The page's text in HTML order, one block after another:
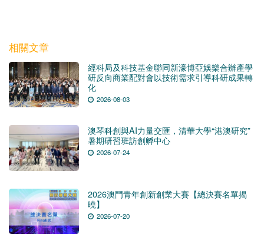
相關文章
經科局及科技基金聯同新濠博亞娛樂合辦產學
研反向商業配對會以技術需求引導科研成果轉
化
2026-08-03
澳琴科創與AI力量交匯，清華大學“港澳研究”
暑期研習班訪創孵中心
2026-07-24
2026澳門青年創新創業大賽【總決賽名單揭
曉】
2026-07-20